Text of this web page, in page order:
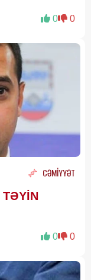
0 0
CƏMİYYƏT
TƏYİN
0 0